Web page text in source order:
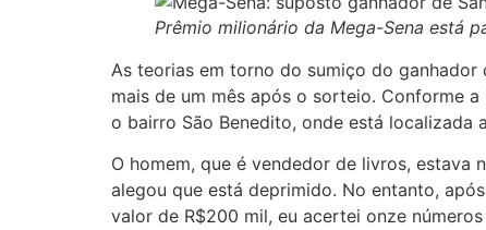
Prêmio milionário da Mega-Sena está
As teorias em torno do sumiço do ganhador
mais de um mês após o sorteio. Conforme
o bairro São Benedito, onde está
O homem, que é vendedor de livros,
alegou que está deprimido. No entanto,
valor de R$200 mil, eu acertei onze